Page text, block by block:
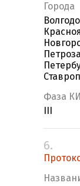
Города
Фаза КИ
6.